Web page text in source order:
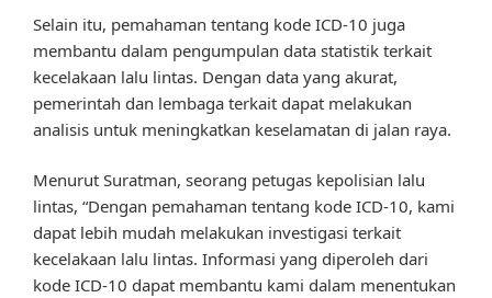
Selain itu, pemahaman tentang kode ICD-10 juga
membantu dalam pengumpulan data statistik terkait
kecelakaan lalu lintas. Dengan data yang akurat,
pemerintah dan lembaga terkait dapat melakukan
analisis untuk meningkatkan keselamatan di jalan raya.
Menurut Suratman, seorang petugas kepolisian lalu
lintas, “Dengan pemahaman tentang kode ICD-10, kami
dapat lebih mudah melakukan investigasi terkait
kecelakaan lalu lintas. Informasi yang diperoleh dari
kode ICD-10 dapat membantu kami dalam menentukan